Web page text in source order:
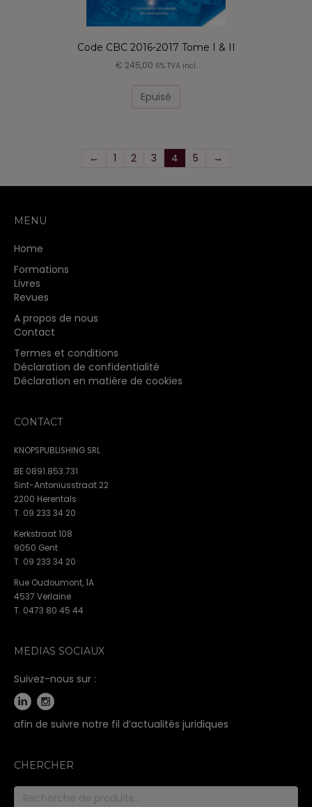
Code CBC 2016-2017 Tome I & II
€ 245,00 6% TVA incl.
Epuisé
← 1 2 3 4 5 →
MENU
Home
Formations
Livres
Revues
A propos de nous
Contact
Termes et conditions
Déclaration de confidentialité
Déclaration en matière de cookies
CONTACT
KNOPSPUBLISHING SRL
BE 0891.853.731
Sint-Antoniusstraat 22
2200 Herentals
T. 09 233 34 20
Kerkstraat 108
9050 Gent
T. 09 233 34 20
Rue Oudoumont, 1A
4537 Verlaine
T. 0473 80 45 44
MEDIAS SOCIAUX
Suivez-nous sur :
afin de suivre notre fil d’actualités juridiques
CHERCHER
Recherche